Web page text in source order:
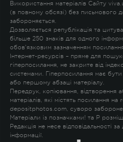
Використання матеріалів Сайту
(в повному обсязі) без письмового
забороняється.
Дозволяється републікація та
більше 250 знаків для одного
обов'язковим зазначенням
Інтернет-ресурсів – пряме для
гіперпосилання, не закрите від
системами. Гіперпосилання має
або першому абзаці матеріалу.
Передрук, копіювання, відтворення
матеріалів, які містять посилання
depositphotos.com, суворо
Матеріали із позначками! та P
Редакція не несе відповідальності за
інформації.